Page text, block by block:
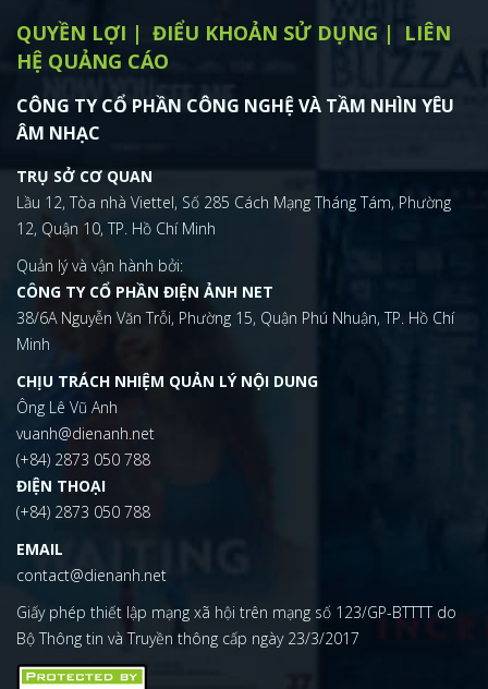
QUYỀN LỢI ĐIỂU KHOẢN SỬ DỤNG
LIÊN
HỆ QUẢNG CÁO
CÔNG TY CỔ PHẦN CÔNG NGHỆ VÀ TẦM NHÌN YÊU
ÂM NHẠC
TRỤ SỞ CƠ QUAN
Lầu 12, Tòa nhà Viettel, Số 285 Cách Mạng Tháng Tám, Phường
12, Quận 10, TP. Hồ Chí Minh
Quản lý và vận hành bởi:
CÔNG TY CỔ PHẦN ĐIỆN ẢNH NET
38/6A Nguyễn Văn Trỗi, Phường 15, Quận Phú Nhuận, TP. Hồ Chí
Minh
CHỊU TRÁCH NHIỆM QUẢN LÝ NỘI DUNG
Ông Lê Vũ Anh
vuanh@dienanh.net
(+84) 2873 050 788
ĐIỆN THOẠI
(+84) 2873 050 788
EMAIL
contact@dienanh.net
Giấy phép thiết lập mạng xã hội trên mạng số 123/GP-BTTTT do
Bộ Thông tin và Truyền thông cấp ngày 23/3/2017